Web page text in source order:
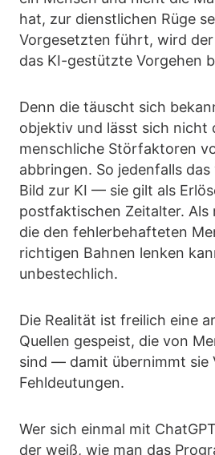
hat, zur dienstlichen Rüge
Vorgesetzten führt, wird
das KI-gestützte Vorgehen
Denn die täuscht sich
objektiv und lässt sich nicht
menschliche Störfaktoren
abbringen. So jedenfalls
Bild zur KI — sie gilt als
postfaktischen Zeitalter. Als
die den fehlerbehafteten
richtigen Bahnen lenken
unbestechlich.
Die Realität ist freilich eine
Quellen gespeist, die von
sind — damit übernimmt sie
Fehldeutungen.
Wer sich einmal mit
der weiß, wie man das